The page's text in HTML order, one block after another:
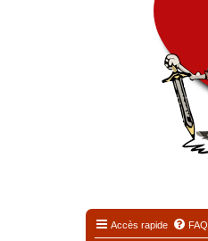
Accès rapide FAQ